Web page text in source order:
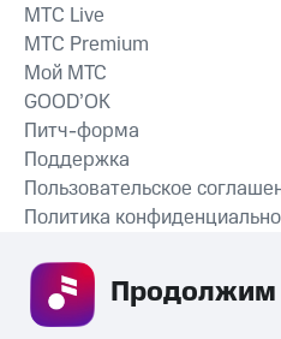
СКАЧАТЬ
MTС Live
MTС Premium
Мой МТС
GOOD’OK
Питч-форма
Поддержка
Пользовательское
Политика